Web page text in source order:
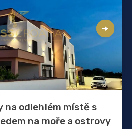
na odlehlém místě s
na moře a ostrovy